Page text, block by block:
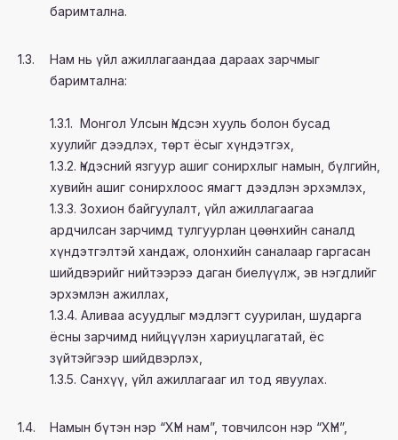
баримтална.
1.3.
Нам нь үйл ажиллагаандаа дараах зарчмыг
баримтална:
1.3.1. Монгол Улсын Үндсэн хууль болон бусад
хуулийг дээдлэх, төрт ёсыг хүндэтгэх,
1.3.2. Үндэсний язгуур ашиг сонирхлыг намын, бүлгийн,
хувийн ашиг сонирхлоос ямагт дээдлэн эрхэмлэх,
1.3.3. Зохион байгуулалт, үйл ажиллагаагаа
ардчилсан зарчимд тулгуурлан цөөнхийн саналд
хүндэтгэлтэй хандаж, олонхийн саналаар гаргасан
шийдвэрийг нийтээрээ даган биелүүлж, эв нэгдлийг
эрхэмлэн ажиллах,
1.3.4. Аливаа асуудлыг мэдлэгт суурилан, шударга
ёсны зарчимд нийцүүлэн хариуцлагатай, ёс
зүйтэйгээр шийдвэрлэх,
1.3.5. Санхүү, үйл ажиллагааг ил тод явуулах.
1.4.
Намын бүтэн нэр “ХҮН нам”, товчилсон нэр “ХҮН”,